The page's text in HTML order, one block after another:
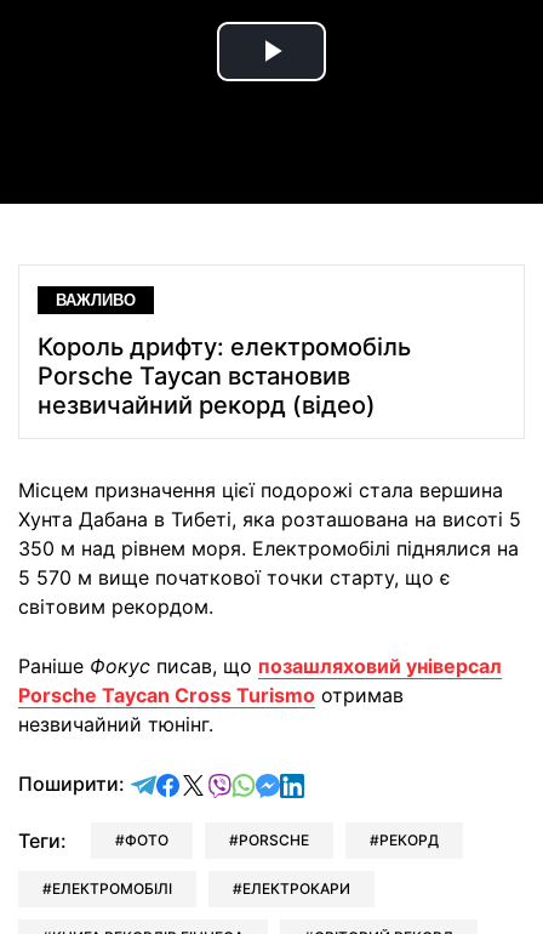
Play
ВАЖЛИВО
Король дрифту: електромобіль
Porsche Taycan встановив
незвичайний рекорд (відео)
Місцем призначення цієї подорожі стала вершина
Хунта Дабана в Тибеті, яка розташована на висоті 5
350 м над рівнем моря. Електромобілі піднялися на
5 570 м вище початкової точки старту, що є
світовим рекордом.
Раніше Фокус писав, що позашляховий універсал
Porsche Taycan Cross Turismo отримав
незвичайний тюнінг.
Поширити: відправити у Telegram
поділитись у Facebook
поділитись у X
відправити у Viber
відправити у Whatsapp
відправити у Messenger
відправити у LinkedIn
Теги: ФОТО PORSCHE РЕКОРД
ЕЛЕКТРОМОБІЛІ ЕЛЕКТРОКАРИ